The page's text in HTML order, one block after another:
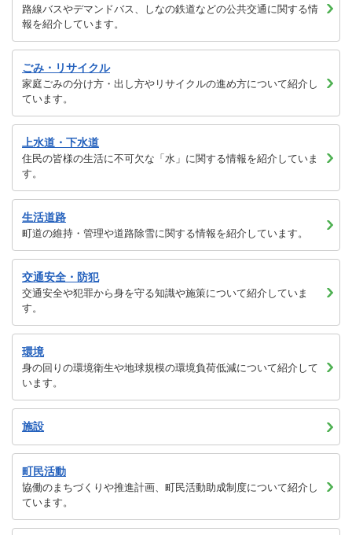
路線バスやデマンドバス、しなの鉄道などの公共交通に関する情
報を紹介しています。
ごみ・リサイクル
家庭ごみの分け方・出し方やリサイクルの進め方について紹介し
ています。
上水道・下水道
住民の皆様の生活に不可欠な「水」に関する情報を紹介していま
す。
生活道路
町道の維持・管理や道路除雪に関する情報を紹介しています。
交通安全・防犯
交通安全や犯罪から身を守る知識や施策について紹介していま
す。
環境
身の回りの環境衛生や地球規模の環境負荷低減について紹介して
います。
施設
町民活動
協働のまちづくりや推進計画、町民活動助成制度について紹介し
ています。